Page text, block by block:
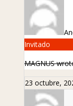
Invitado
MAGNUS
23 octubre,